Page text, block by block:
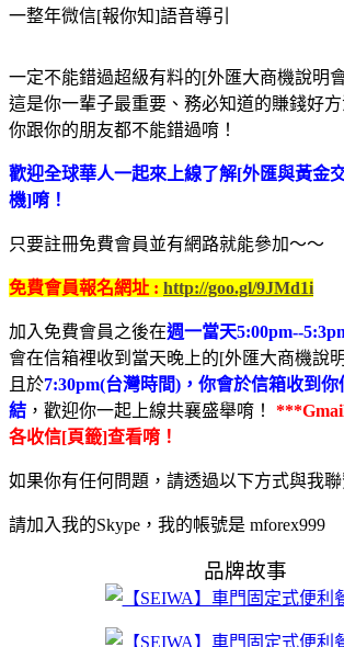
一整年微信[報你知]語音導引
一定不能錯過超級有料的[外匯大商機說明
這是你一輩子最重要、務必知道的賺錢好方
你跟你的朋友都不能錯過唷！
歡迎全球華人一起來上線了解[外匯與黃金
機]唷！
只要註冊免費會員並有網路就能參加～～
免費會員報名網址 : http://goo.gl/9JMd1i
加入免費會員之後在週一當天5:00pm--
會在信箱裡收到當天晚上的[外匯大商機說
且於7:30pm(台灣時間)，你會於信箱收到
結 ，歡迎你一起上線共襄盛舉唷！
各收信[頁籤]查看唷！
如果你有任何問題，請透過以下方式與我
請加入我的Skype，我的帳號是 mforex999
品牌故事